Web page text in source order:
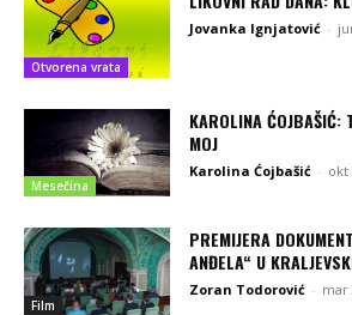
Otvorena vrata
Jovanka Ignjatović -
Mesečina
KAROLINA ĆOJBAŠIĆ:
MOJ
Karolina Ćojbašić - okt
Film
PREMIJERA
ANĐELA“ U
Zoran Todorović - mar